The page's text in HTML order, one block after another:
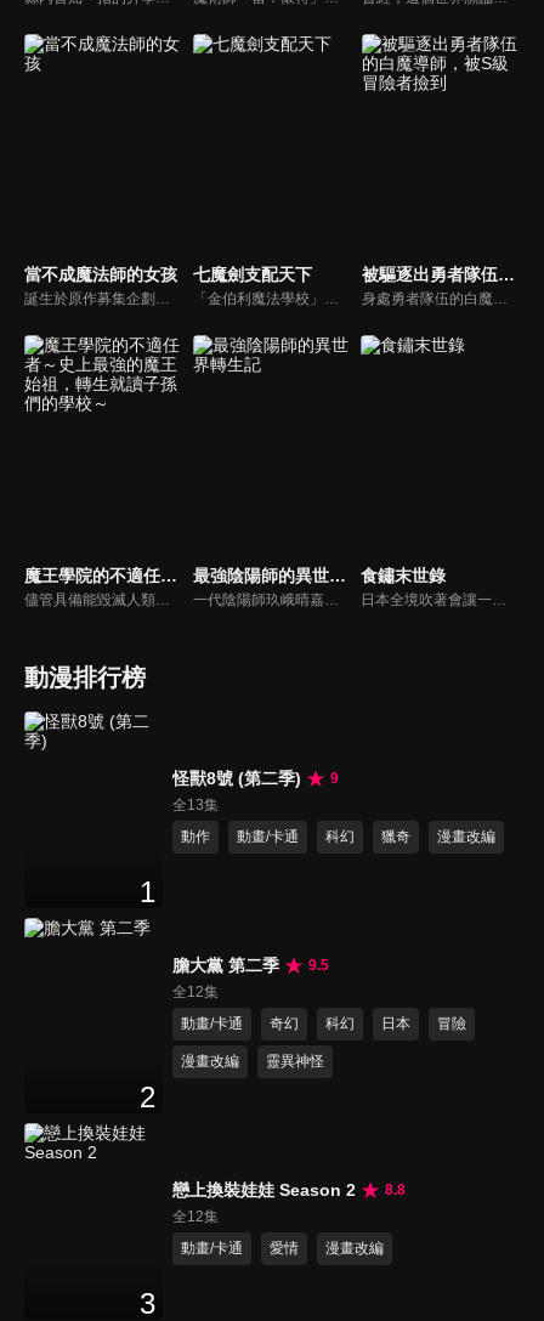
當不成魔法師的女孩
誕生於原作募集企劃「Project ANIMA」的原創TV動畫。這是圍繞一心想成為魔法師的天然少女可露米‧未來，以及被譽為「人才輩出的魔法師名門」愛德爾家的千金柚子‧愛德爾兩個女孩子的故事。要成為魔法師必須先入讀雷特蘭魔法學校——明明有著這種嚴格的前提條件，她們卻落榜了！？校園生活就此發生大轉變！古怪的同班同學、可疑的同好會，這所學校到底隱藏了什麽秘密！？這是由兩個與夢想擦肩而過、性格截然相反的女孩們譜寫的青春 × 魔法校園的奇幻故事！
七魔劍支配天下
「金伯利魔法學校」每年都吸引不少新手魔法師入學。畢業前有兩成學生或殘廢或失踪，還有人發狂並最終死去。這就是所謂的「為魔所噬」——。主角「奧利佛·霍恩」於春天進入了金柏利，他溫和而理性，背後卻有著若隱若現的陰影。他身邊聚集起出身背景各不相同的少年少女，並與魔法師們盡可能地互相切磋。
被驅逐出勇者隊伍的白魔導師，被S級冒險者撿到
身處勇者隊伍的白魔導師洛伊德，在某日被隊伍用「我們不需要實力不足的白魔導師」為理由剔除了。失去工作的洛伊德，偶然與一組正在尋找白魔導師的S級冒險者隊伍相遇了。然而就在某次任務中，洛伊德意外發現自己具有規格外的強大支援魔法……
魔王學院的不適任者～史上最強的魔王始祖，轉生就讀子孫們的學校～
儘管具備能毀滅人類、精靈，甚至是眾神的力量，暴虐魔王阿諾斯卻厭倦了永無止盡的鬥爭，夢想著和平的世界進行轉生。然而在兩千年後，轉生後的他所迎來的，卻是適應和平生活而變得過於弱小的子孫們，以及各種衰退至極的魔法。
最強陰陽師的異世界轉生記
一代陰陽師玖峨晴嘉被人陷害，臨死前領悟到了自己所欠缺的東西並發動秘術轉生的詛咒。轉生後的他深深反省前世不夠狡猾的自己，決定要在這次的世界中幸福過日子！於是，他獲得了賽伊卡這個名字和嶄新的人生。賽伊卡雖然完全沒有魔力，但他發現異世界的魔法並不及陰陽術…誰都未曾見過的最強陰陽師挑戰的異世界幻想，就此開幕！
食鏽末世錄
日本全境吹著會讓一切鏽化的「鏽蝕風」。人們過著懼怕城鎮和生命被鏽蝕的生活。赤星畢斯可是個為人忌諱的「蕈菇守護者」一族的少年，他為了拯救瀕死的師父，踏上尋找能淨化一切鏽蝕的蕈菇靈藥「食鏽」的旅程。旅行途中，他邂逅一名貌美的少年醫師貓柳美祿，美祿也同樣在尋找方法，對付侵蝕姊姊的鏽蝕。
動漫排行榜
1
怪獸8號 (第二季)
9
全13集
動作
動畫/卡通 科幻 獵奇 漫畫改編
2
膽大黨 第二季
9.5
全12集
動畫/卡通
奇幻 科幻 日本 冒險
漫畫改編 靈異神怪
3
戀上換裝娃娃 Season 2
8.8
全12集
動畫/卡通
愛情 漫畫改編